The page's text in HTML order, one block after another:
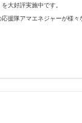
大好評実施中です。
援隊アマエネジャーが様